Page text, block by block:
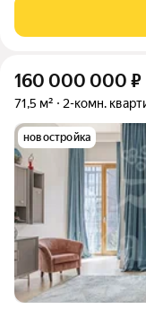
ключи и приступить
дом, созданный в
160 000 000 ₽
71,5 м² 2-комн.
новостройка